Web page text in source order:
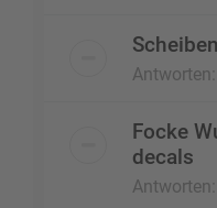
Antworten:
Focke
decals
Antworten: